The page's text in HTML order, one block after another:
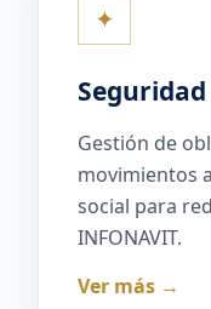
✦
Seguridad
Gestión de
movimientos
social para
INFONAVIT.
Ver más →